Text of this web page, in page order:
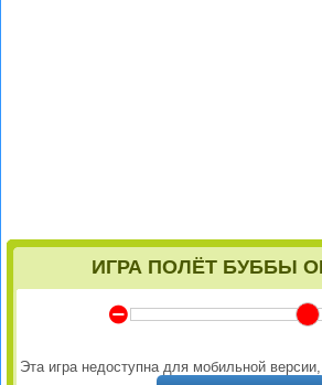
ИГРА ПОЛЁТ БУББЫ
Y
Эта игра недоступна для мобильной